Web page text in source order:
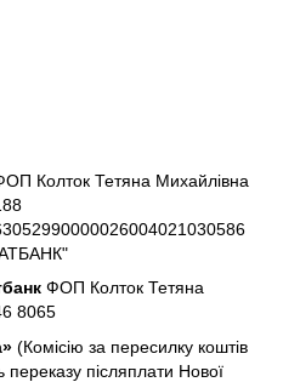
Колток Тетяна Михайлівна
ФОП Колток Тетяна
8065
(Комісію за пересилку коштів
переказу післяплати Нової